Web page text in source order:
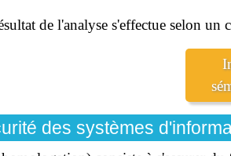
de l'analyse s'effectue selon un
des systèmes